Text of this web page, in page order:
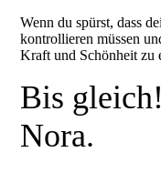
Wenn du spürst, dass
kontrollieren müssen
Kraft und Schönheit zu
Bis gleich!
Nora.